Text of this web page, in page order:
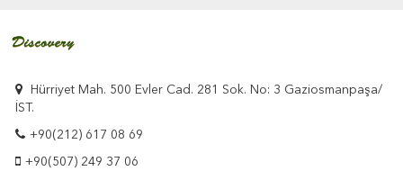
Hürriyet Mah. 500 Evler Cad. 281 Sok. No: 3 Gaziosmanpaşa/
İST.
+90(212) 617 08 69
+90(507) 249 37 06